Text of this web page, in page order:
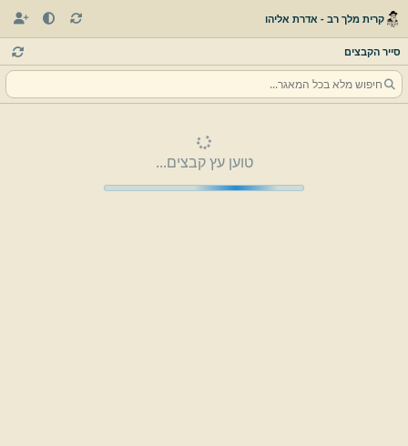
קרית מלך רב - אדרת אליהו
סייר הקבצים
טוען עץ קבצים...